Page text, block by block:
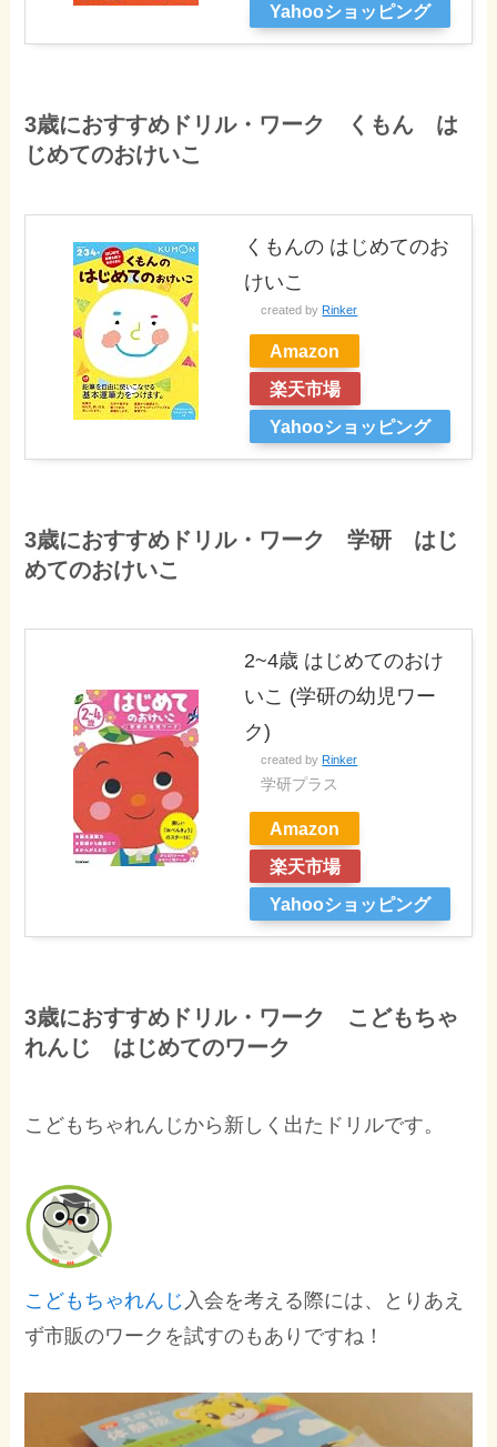
Yahooショッピング
3歳におすすめドリル・ワーク くもん は
じめてのおけいこ
くもんの はじめてのお
けいこ
created by Rinker
Amazon
楽天市場
Yahooショッピング
3歳におすすめドリル・ワーク 学研 はじ
めてのおけいこ
2~4歳 はじめてのおけ
いこ (学研の幼児ワー
ク)
created by Rinker
学研プラス
Amazon
楽天市場
Yahooショッピング
3歳におすすめドリル・ワーク こどもちゃ
れんじ はじめてのワーク
こどもちゃれんじから新しく出たドリルです。
こどもちゃれんじ 入会を考える際には、とりあえ
ず市販のワークを試すのもありですね！